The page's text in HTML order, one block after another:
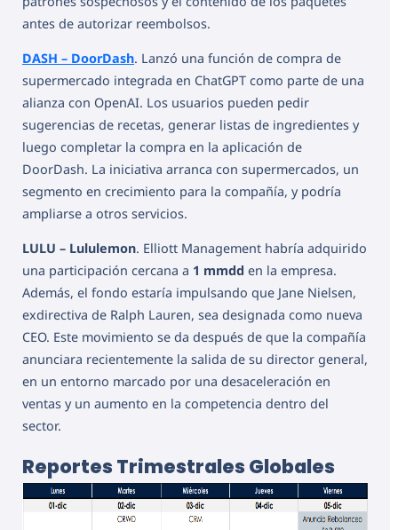
antes de autorizar reembolsos.
DASH – DoorDash. Lanzó una función de compra de
supermercado integrada en ChatGPT como parte de una
alianza con OpenAI. Los usuarios pueden pedir
sugerencias de recetas, generar listas de ingredientes y
luego completar la compra en la aplicación de
DoorDash. La iniciativa arranca con supermercados, un
segmento en crecimiento para la compañía, y podría
ampliarse a otros servicios.
LULU – Lululemon. Elliott Management habría adquirido
una participación cercana a 1 mmdd en la empresa.
Además, el fondo estaría impulsando que Jane Nielsen,
exdirectiva de Ralph Lauren, sea designada como nueva
CEO. Este movimiento se da después de que la compañía
anunciara recientemente la salida de su director general,
en un entorno marcado por una desaceleración en
ventas y un aumento en la competencia dentro del
sector.
Reportes Trimestrales Globales